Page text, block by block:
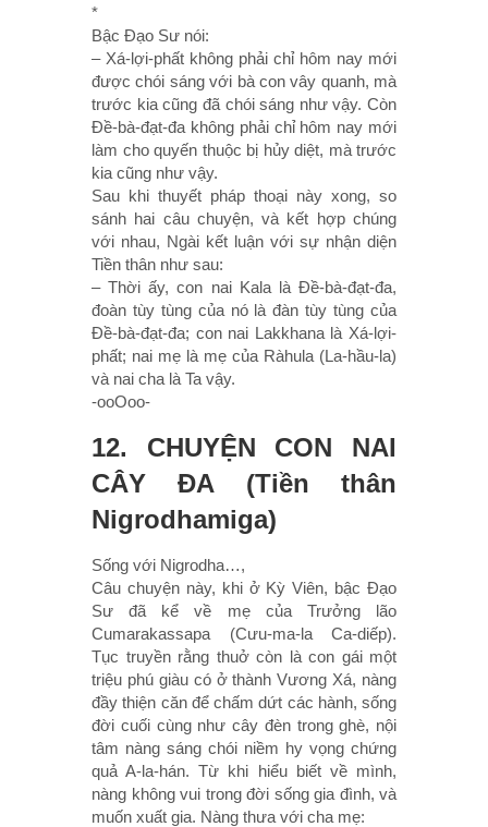
*
Bậc Ðạo Sư nói:
– Xá-lợi-phất không phải chỉ hôm nay mới
được chói sáng với bà con vây quanh, mà
trước kia cũng đã chói sáng như vậy. Còn
Ðề-bà-đạt-đa không phải chỉ hôm nay mới
làm cho quyến thuộc bị hủy diệt, mà trước
kia cũng như vậy.
Sau khi thuyết pháp thoại này xong, so
sánh hai câu chuyện, và kết hợp chúng
với nhau, Ngài kết luận với sự nhận diện
Tiền thân như sau:
– Thời ấy, con nai Kala là Ðề-bà-đạt-đa,
đoàn tùy tùng của nó là đàn tùy tùng của
Ðề-bà-đạt-đa; con nai Lakkhana là Xá-lợi-
phất; nai mẹ là mẹ của Ràhula (La-hầu-la)
và nai cha là Ta vậy.
-ooOoo-
12. CHUYỆN CON NAI
CÂY ÐA (Tiền thân
Nigrodhamiga)
Sống với Nigrodha…,
Câu chuyện này, khi ở Kỳ Viên, bậc Ðạo
Sư đã kể về mẹ của Trưởng lão
Cumarakassapa (Cưu-ma-la Ca-diếp).
Tục truyền rằng thuở còn là con gái một
triệu phú giàu có ở thành Vương Xá, nàng
đầy thiện căn để chấm dứt các hành, sống
đời cuối cùng như cây đèn trong ghè, nội
tâm nàng sáng chói niềm hy vọng chứng
quả A-la-hán. Từ khi hiểu biết về mình,
nàng không vui trong đời sống gia đình, và
muốn xuất gia. Nàng thưa với cha mẹ: